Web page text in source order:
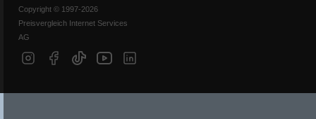
Copyright © 1997-2026
Preisvergleich Internet Services
AG